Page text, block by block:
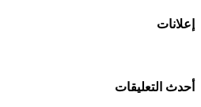
إعلانات
أحدث التعليقات